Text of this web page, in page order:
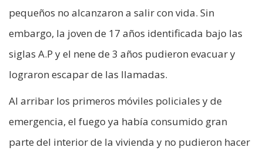
pequeños no alcanzaron a salir con vida. Sin
embargo, la joven de 17 años identificada bajo las
siglas A.P y el nene de 3 años pudieron evacuar y
lograron escapar de las llamadas.
Al arribar los primeros móviles policiales y de
emergencia, el fuego ya había consumido gran
parte del interior de la vivienda y no pudieron hacer